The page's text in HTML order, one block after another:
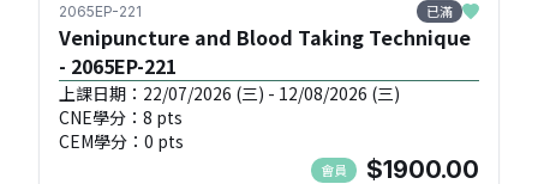
2065EP-221 已滿
Venipuncture and Blood Taking Technique
- 2065EP-221
上課日期：22/07/2026 (三) - 12/08/2026 (三)
CNE學分：8 pts
CEM學分：0 pts
會員 $1900.00